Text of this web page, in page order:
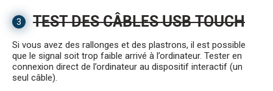
3 TEST DES CÂBLES USB TOUCH
Si vous avez des rallonges et des plastrons, il est possible
que le signal soit trop faible arrivé à l’ordinateur. Tester en
connexion direct de l’ordinateur au dispositif interactif (un
seul câble).